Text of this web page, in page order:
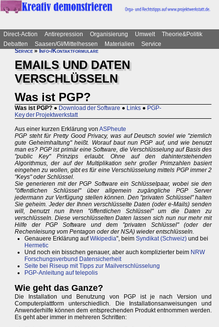
Direct-Action Antirepression Organisierung Umwelt
Theorie&Politik
Debatten
Saasen/GI/Mittelhessen Materialien
Service
Service»Info-/Kontaktformulare
EMAILS UND DATEN
VERSCHLÜSSELN
Was ist PGP?
Was ist PGP? ● Download der Software ● Links ● PGP-
Key der Projektwerkstatt
Aus einer kurzen Erklärung von ASPheute
PGP steht für Pretty Good Privacy, was auf Deutsch soviel wie "ziemlich
gute Geheimhaltung" heißt. Worauf baut nun PGP auf, und wie benutzt
man es? PGP ist primär eine Software, die Verschlüsselung auf Basis des
"public Key" Prinzips erlaubt. Ohne auf den dahinterstehenden
Algorithmus, der auf der Multiplikation sehr großer Primzahlen basiert
eingehen zu wollen, gibt es für eine Verschlüsselung mittels PGP immer 2
"Keys" oder Schlüssel.
Sie generieren mit der PGP Software ein Schlüsselpaar, wobei sie den
"öffentlichen Schlüssel" über allgemein zugängliche PGP Server
jedermann zur Verfügung stellen können. Den "privaten Schlüssel" halten
Sie geheim. Jeder der Ihnen verschlüsselte Daten (oder e-Mails) senden
will, benutzt nun Ihren "öffentlichen Schlüssel" um die Daten zu
verschlüsseln. Diese verschlüsselten Daten lassen sich nun nur mehr mit
Hilfe der PGP Software und dem "privaten Schlüssel" (oder der
Rechenleisung vom Pentagon oder der NSA) wieder entschlüsseln.
Genauere Erklärung aufWikipedia", beim Syndikat (Schweiz) und bei
Hermetic
Und noch ein bisschen genauer, aber auch komplizierter beim NRW
Forschungsverbund Datensicherheit
Seite bei Riseup mit Tipps zur Mailverschlüsselung
PGP-Anleitung auf telepolis
Wie geht das Ganze?
Die Installation und Benutzung von PGP ist je nach Version und
Computerplattform unterschiedlich. Die Installationsanweisungen und
Anwenderhilfe können dem entsprechenden Produkt entnommen werden.
Es geht aber immer in mehreren Schritten: